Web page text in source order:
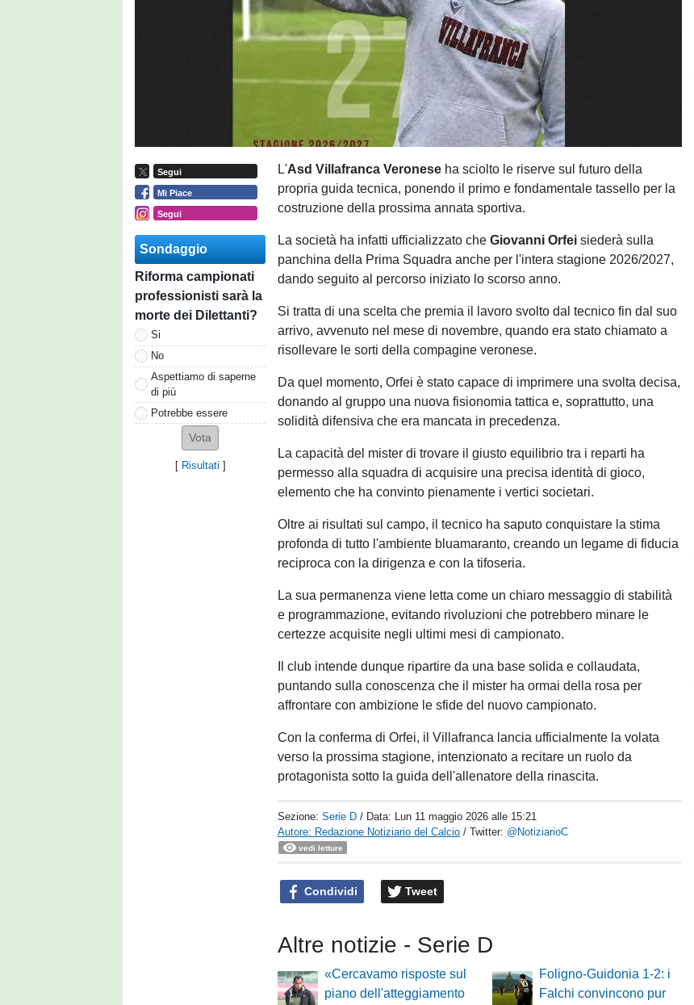
Segui
Mi Piace
Segui
Sondaggio
Riforma campionati
professionisti sarà la
morte dei Dilettanti?
Si
No
Aspettiamo di saperne
di più
Potrebbe essere
[ Risultati ]
L'Asd Villafranca Veronese ha sciolto le riserve sul futuro della
propria guida tecnica, ponendo il primo e fondamentale tassello per la
costruzione della prossima annata sportiva.
La società ha infatti ufficializzato cheGiovanni Orfei siederà sulla
panchina della Prima Squadra anche per l'intera stagione 2026/2027,
dando seguito al percorso iniziato lo scorso anno.
Si tratta di una scelta che premia il lavoro svolto dal tecnico fin dal suo
arrivo, avvenuto nel mese di novembre, quando era stato chiamato a
risollevare le sorti della compagine veronese.
Da quel momento, Orfei è stato capace di imprimere una svolta decisa,
donando al gruppo una nuova fisionomia tattica e, soprattutto, una
solidità difensiva che era mancata in precedenza.
La capacità del mister di trovare il giusto equilibrio tra i reparti ha
permesso alla squadra di acquisire una precisa identità di gioco,
elemento che ha convinto pienamente i vertici societari.
Oltre ai risultati sul campo, il tecnico ha saputo conquistare la stima
profonda di tutto l'ambiente bluamaranto, creando un legame di fiducia
reciproca con la dirigenza e con la tifoseria.
La sua permanenza viene letta come un chiaro messaggio di stabilità
e programmazione, evitando rivoluzioni che potrebbero minare le
certezze acquisite negli ultimi mesi di campionato.
Il club intende dunque ripartire da una base solida e collaudata,
puntando sulla conoscenza che il mister ha ormai della rosa per
affrontare con ambizione le sfide del nuovo campionato.
Con la conferma di Orfei, il Villafranca lancia ufficialmente la volata
verso la prossima stagione, intenzionato a recitare un ruolo da
protagonista sotto la guida dell'allenatore della rinascita.
Sezione:Serie D / Data: Lun 11 maggio 2026 alle 15:21
Autore: Redazione Notiziario del Calcio / Twitter: @NotiziarioC
vedi letture
Condividi Tweet
Altre notizie - Serie D
«Cercavamo risposte sul
piano dell'atteggiamento
Foligno-Guidonia 1-2: i
Falchi convincono pur